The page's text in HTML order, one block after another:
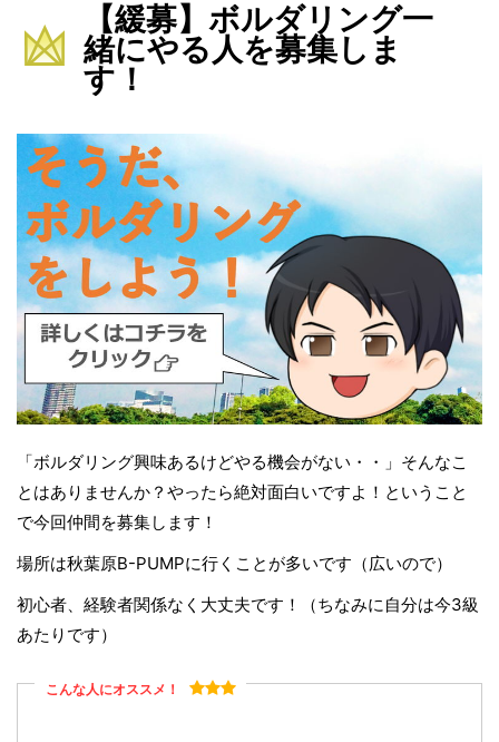
【緩募】ボルダリング一
緒にやる人を募集しま
す！
「ボルダリング興味あるけどやる機会がない・・」そんなこ
とはありませんか？やったら絶対面白いですよ！ということ
で今回仲間を募集します！
場所は秋葉原B-PUMPに行くことが多いです（広いので）
初心者、経験者関係なく大丈夫です！（ちなみに自分は今3級
あたりです）
こんな人にオススメ！